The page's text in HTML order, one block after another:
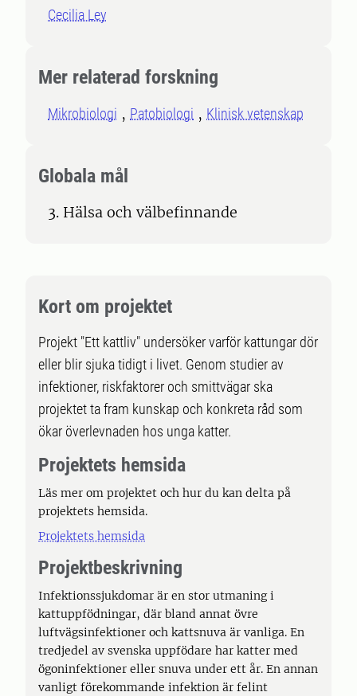
Cecilia Ley
Mer relaterad forskning
Mikrobiologi Patobiologi Klinisk vetenskap
Globala mål
3. Hälsa och välbefinnande
Kort om projektet
Projekt "Ett kattliv" undersöker varför kattungar dör
eller blir sjuka tidigt i livet. Genom studier av
infektioner, riskfaktorer och smittvägar ska
projektet ta fram kunskap och konkreta råd som
ökar överlevnaden hos unga katter.
Projektets hemsida
Läs mer om projektet och hur du kan delta på
projektets hemsida.
Projektets hemsida
Projektbeskrivning
Infektionssjukdomar är en stor utmaning i
kattuppfödningar, där bland annat övre
luftvägsinfektioner och kattsnuva är vanliga. En
tredjedel av svenska uppfödare har katter med
ögoninfektioner eller snuva under ett år. En annan
vanligt förekommande infektion är felint